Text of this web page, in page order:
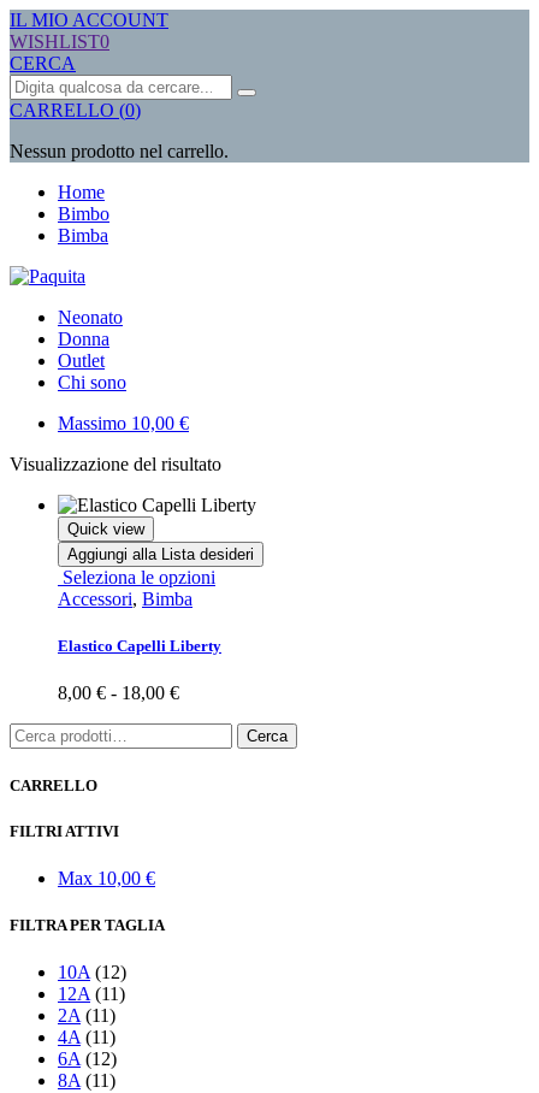
IL MIO ACCOUNT
WISHLIST0
CERCA
Ricerca
CARRELLO (0)
Nessun prodotto nel carrello.
Home
Bimbo
Bimba
Neonato
Donna
Outlet
Chi sono
Massimo 10,00 €
Visualizzazione del risultato
Quick view
Aggiungi alla Lista desideri
Seleziona le opzioni
più
possono
essere
Accessori, Bimba
Elastico Capelli Liberty
8,00 € - 18,00 €Fascia
Cerca: Cerca
CARRELLO
FILTRI ATTIVI
Max 10,00 €
FILTRA PER TAGLIA
10A (12)
12A (11)
2A (11)
4A (11)
6A (12)
8A (11)